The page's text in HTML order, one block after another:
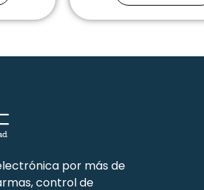
por más de
control de